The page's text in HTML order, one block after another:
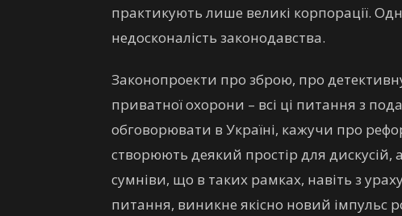
практикують лише великі корпорації.
недосконалість законодавства.
Законопроекти про зброю, про
приватної охорони – всі ці питання з
обговорювати в Україні, кажучи про
створюють деякий простір для
сумніви, що в таких рамках, навіть з
питання, виникне якісно новий імпульс